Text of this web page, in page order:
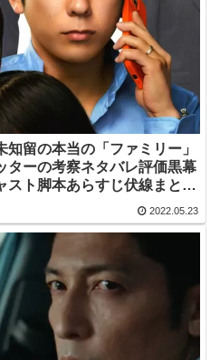
知留の本当の「ファミリー」
ターの考察ネタバレ評価黒幕
スト脚本あらすじ伏線まと
2022.05.23